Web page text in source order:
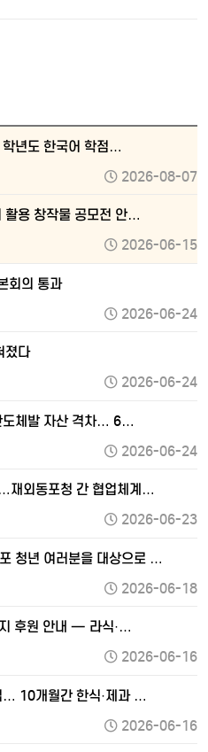
년도 한국어 학점…
2026-08-07
활용 창작물 공모전 안…
2026-06-15
회의 통과
2026-06-24
졌다
2026-06-24
도체발 자산 격차… 6…
2026-06-24
재외동포청 간 협업체계…
2026-06-23
청년 여러분을 대상으로 …
2026-06-18
후원 안내 — 라식·…
2026-06-16
… 10개월간 한식·제과 …
2026-06-16